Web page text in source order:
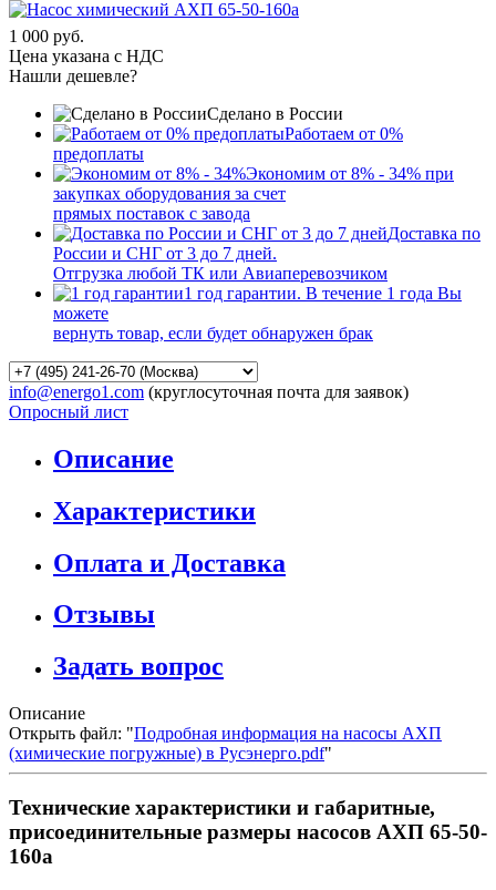
1 000 руб.
Цена указана с НДС
Нашли дешевле?
Сделано в России
Работаем от 0%
предоплаты
Экономим от 8% - 34% при
закупках оборудования за счет
прямых поставок с завода
Доставка по
России и СНГ от 3 до 7 дней.
Отгрузка любой ТК или Авиаперевозчиком
1 год гарантии. В течение 1 года Вы
можете
вернуть товар, если будет обнаружен брак
info@energo1.com (круглосуточная почта для заявок)
Опросный лист
Описание
Характеристики
Оплата и Доставка
Отзывы
Задать вопрос
Описание
Открыть файл: "Подробная информация на насосы АХП
(химические погружные) в Русэнерго.pdf"
Технические характеристики и габаритные,
присоединительные размеры насосов АХП 65-50-
160а